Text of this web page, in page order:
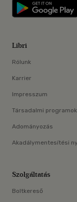
Libri
Rólunk
Karrier
Impresszum
Társadalmi programok
Adományozás
Akadálymentesítési
Szolgáltatás
Boltkereső